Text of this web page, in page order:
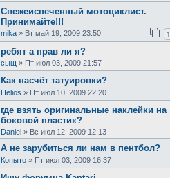
Свежеиспеченный мотоциклист.
Принимайте!!!
mika » Вт май 19, 2009 23:50 1
ребят а прав ли я?
сыщ » Пт июл 03, 2009 21:57
Как насчёт татуировки?
Helios » Пт июл 10, 2009 22:20
где взять оригинальные наклейки на
боковой пластик?
Daniel » Вс июл 12, 2009 12:13
А не зарубиться ли нам в пентбол?
Копыто » Пт июл 03, 2009 16:37